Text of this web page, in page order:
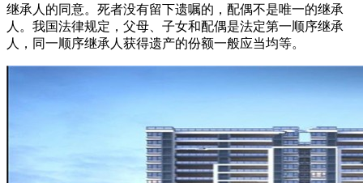
继承人的同意。死者没有留下遗嘱的，配偶不是唯一的继承
人。我国法律规定，父母、子女和配偶是法定第一顺序继承
人，同一顺序继承人获得遗产的份额一般应当均等。